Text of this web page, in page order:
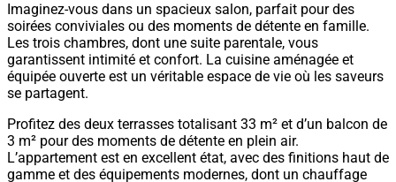
Imaginez-vous dans un spacieux salon, parfait pour des
soirées conviviales ou des moments de détente en famille.
Les trois chambres, dont une suite parentale, vous
garantissent intimité et confort. La cuisine aménagée et
équipée ouverte est un véritable espace de vie où les saveurs
se partagent.
Profitez des deux terrasses totalisant 33 m² et d’un balcon de
3 m² pour des moments de détente en plein air.
L’appartement est en excellent état, avec des finitions haut de
gamme et des équipements modernes, dont un chauffage